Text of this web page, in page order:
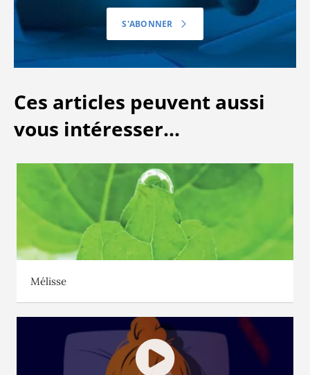
S'ABONNER
Ces articles peuvent aussi
vous intéresser...
Mélisse